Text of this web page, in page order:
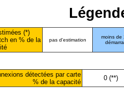
(*)
en % de la
pas d'estimation
moins de
détectées par carte
% de la capacité
0 (**)